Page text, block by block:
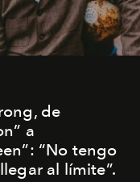
de
a
“No tengo
al límite”.